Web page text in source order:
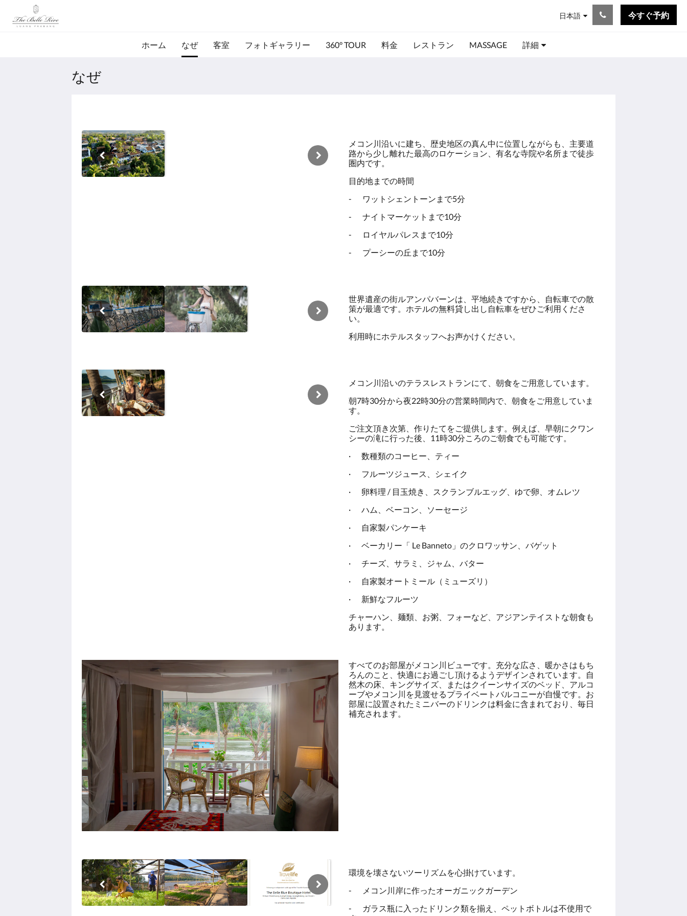
日本語 今すぐ予約
ホーム なぜ 客室 フォトギャラリー 360° TOUR 料金 レストラン MASSAGE 詳細
なぜ
メコン川沿いに建ち、歴史地区の真ん中に位置しながらも、主要道
路から少し離れた最高のロケーション、有名な寺院や名所まで徒歩
圏内です。
目的地までの時間
-
ワットシェントーンまで5分
- ナイトマーケットまで10分
-
ロイヤルパレスまで10分
- プーシーの丘まで10分
世界遺産の街ルアンパバーンは、平地続きですから、自転車での散
策が最適です。ホテルの無料貸し出し自転車をぜひご利用くださ
い。
利用時にホテルスタッフへお声かけください。
メコン川沿いのテラスレストランにて、朝食をご用意しています。
朝7時30分から夜22時30分の営業時間内で、朝食をご用意していま
す。
ご注文頂き次第、作りたてをご提供します。例えば、早朝にクワン
シーの滝に行った後、11時30分ころのご朝食でも可能です。
· 数種類のコーヒー、ティー
· フルーツジュース、シェイク
· 卵料理 / 目玉焼き、スクランブルエッグ、ゆで卵、オムレツ
· ハム、ベーコン、ソーセージ
·
自家製パンケーキ
· ベーカリー「 Le Banneto」のクロワッサン、バゲット
· チーズ、サラミ、ジャム、バター
·
自家製オートミール（ミューズリ）
· 新鮮なフルーツ
チャーハン、麺類、お粥、フォーなど、アジアンテイストな朝食も
あります。
すべてのお部屋がメコン川ビューです。充分な広さ、暖かさはもち
ろんのこと、快適にお過ごし頂けるようデザインされています。自
然木の床、キングサイズ、またはクイーンサイズのベッド、アルコ
ーブやメコン川を見渡せるプライベートバルコニーが自慢です。お
部屋に設置されたミニバーのドリンクは料金に含まれており、毎日
補充されます。
環境を壊さないツーリズムを心掛けています。
-
メコン川岸に作ったオーガニックガーデン
-
ガラス瓶に入ったドリンク類を揃え、ペットボトルは不使用で